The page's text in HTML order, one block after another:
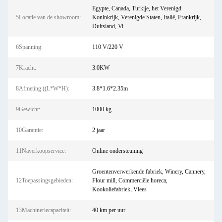
5Locatie van de showroom:
Egypte, Canada, Turkije, het Verenigd
Koninkrijk, Verenigde Staten, Italië, Frankrijk,
Duitsland, Vi
6Spanning: 110 V/220 V
7Kracht: 3.0KW
8Afmeting ((L*W*H): 3.8*1.6*2.35m
9Gewicht: 1000 kg
10Garantie: 2 jaar
11Naverkoopservice: Online ondersteuning
12Toepassingsgebieden:
Groentenverwerkende fabriek, Winery, Cannery,
Flour mill, Commerciële horeca,
Kookoliefabriek, Vlees
13Machineriecapaciteit: 40 km per uur